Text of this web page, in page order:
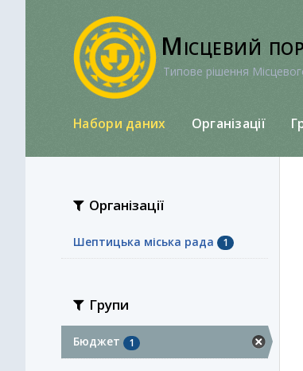
Місцевий
Типове рішення
Набори даних Організації
Організації
Шептицька міська рада 1
Групи
Бюджет 1